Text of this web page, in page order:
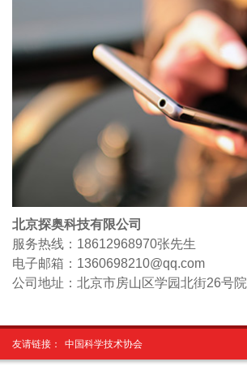
北京探奥科技有限公司
服务热线：18612968970张先生
电子邮箱：1360698210@qq.com
公司地址：北京市房山区学园北街26号院
友请链接： 中国科学技术协会